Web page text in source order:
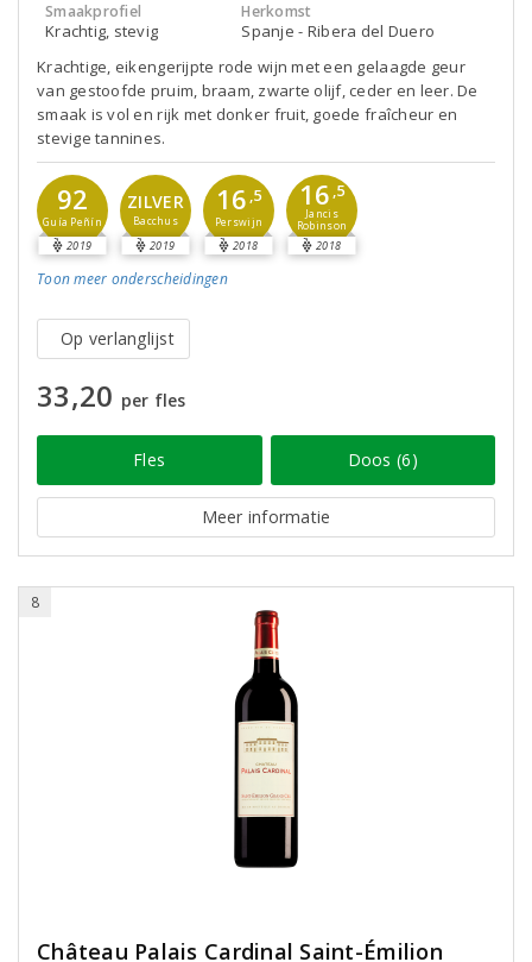
Smaakprofiel
Krachtig, stevig
Herkomst
Spanje - Ribera del Duero
Krachtige, eikengerijpte rode wijn met een gelaagde geur
van gestoofde pruim, braam, zwarte olijf, ceder en leer. De
smaak is vol en rijk met donker fruit, goede fraîcheur en
stevige tannines.
92
Guía Peñín
2019
ZILVER
Bacchus
2019
16 ,5
Perswijn
2018
16,5
Jancis
Robinson
2018
Toon meer onderscheidingen
Op verlanglijst
33,20 per fles
Fles Doos (6)
Meer informatie
8
Château Palais Cardinal Saint-Émilion